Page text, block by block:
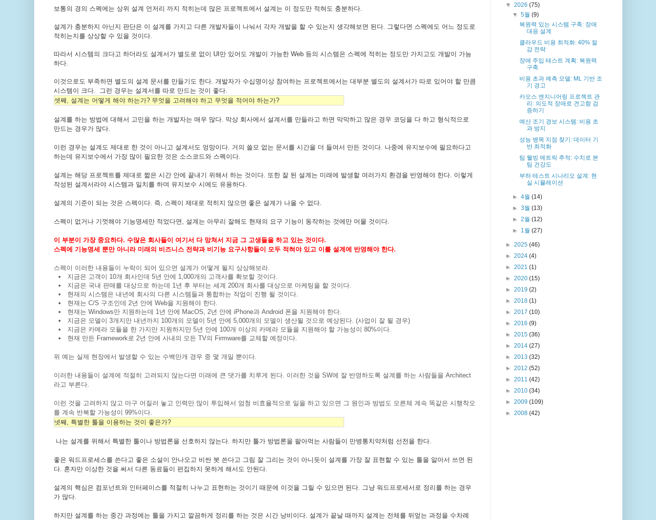
보통의 경의 스펙에는 상위 설계 언저리 까지 적히는데 많은 프로젝트에서 설계는 이 정도만 적혀도 충분하다.
설계가 충분하지 아닌지 판단은 이 설계를 가지고 다른 개발자들이 나눠서 각자 개발을 할 수 있는지 생각해보면 된다. 그렇다면 스펙에도 어느 정도로
적히는지를 상상할 수 있을 것이다.
따라서 시스템의 크다고 하더라도 설계서가 별도로 없이 UI만 있어도 개발이 가능한 Web 등의 시스템은 스펙에 적히는 정도만 가지고도 개발이 가능
하다.
이것으로도 부족하면 별도의 설계 문서를 만들기도 한다. 개발자가 수십명이상 참여하는 프로젝트에서는 대부분 별도의 설계서가 따로 있어야 할 만큼
시스템이 크다. 그런 경우는 설계서를 따로 만드는 것이 좋다.
셋째, 설계는 어떻게 해야 하는가? 무엇을 고려해야 하고 무엇을 적어야 하는가?
설계를 하는 방법에 대해서 고민을 하는 개발자는 매우 많다. 막상 회사에서 설계서를 만들라고 하면 막막하고 많은 경우 코딩을 다 하고 형식적으로
만드는 경우가 많다.
이런 경우는 설계도 제대로 한 것이 아니고 설계서도 엉망이다. 거의 쓸모 없는 문서를 시간을 더 들여서 만든 것이다. 나중에 유지보수에 필요하다고
하는데 유지보수에서 가장 많이 필요한 것은 소스코드와 스펙이다.
설계는 해당 프로젝트를 제대로 짧은 시간 안에 끝내기 위해서 하는 것이다. 또한 잘 된 설계는 미래에 발생할 여러가지 환경을 반영해야 한다. 이렇게
작성된 설계서라야 시스템과 일치를 하며 유지보수 시에도 유용하다.
설계의 기준이 되는 것은 스펙이다. 즉, 스펙이 제대로 적히지 않으면 좋은 설계가 나올 수 없다.
스펙이 없거나 기껏해야 기능명세만 적었다면, 설계는 아무리 잘해도 현재의 요구 기능이 동작하는 것에만 머물 것이다.
이 부분이 가장 중요하다. 수많은 회사들이 여기서 다 망쳐서 지금 그 고생들을 하고 있는 것이다.
스펙에 기능명세 뿐만 아니라 미래의 비즈니스 전략과 비기능 요구사항들이 모두 적혀야 있고 이를 설계에 반영해야 한다.
스펙이 이러한 내용들이 누락이 되어 있으면 설계가 어떻게 될지 상상해보라.
지금은 고객이 10개 회사인데 5년 안에 1,000개의 고객사를 확보할 것이다.
지금은 국내 판매를 대상으로 하는데 1년 후 부터는 세계 200개 회사를 대상으로 마케팅을 할 것이다.
현재의 시스템은 내년에 회사의 다른 시스템들과 통합하는 작업이 진행 될 것이다.
현재는 C/S 구조인데 2년 안에 Web을 지원해야 한다.
현재는 Windows만 지원하는데 1년 안에 MacOS, 2년 안에 iPhone과 Android 폰을 지원해야 한다.
지금은 모델이 3개지만 내년까지 100개의 모델이 5년 안에 5,000개의 모델이 생산될 것으로 예상된다. (사업이 잘 될 경우)
지금은 카메라 모듈을 한 가지만 지원하지만 5년 안에 100개 이상의 카메라 모듈을 지원해야 할 가능성이 80%이다.
현재 만든 Framework로 2년 안에 사내의 모든 TV의 Firmware를 교체할 예정이다.
위 예는 실제 현장에서 발생할 수 있는 수백만개 경우 중 몇 개일 뿐이다.
이러한 내용들이 설계에 적절히 고려되지 않는다면 미래에 큰 댓가를 치루게 된다. 이러한 것을 SW에 잘 반영하도록 설계를 하는 사람들을 Architect
라고 부른다.
이런 것을 고려하지 않고 마구 어질러 놓고 인력만 많이 투입해서 엄청 비효율적으로 일을 하고 있으면 그 원인과 방법도 모른체 계속 똑같은 시행착오
를 계속 반복할 가능성이 99%이다.
넷째, 특별한 툴을 이용하는 것이 좋은가?
나는 설계를 위해서 특별한 툴이나 방법론을 선호하지 않는다. 하지만 툴가 방법론을 팔아먹는 사람들이 만병통치약처럼 선전을 한다.
좋은 워드프로세스를 쓴다고 좋은 소설이 안나오고 비싼 붓 쓴다고 그림 잘 그리는 것이 아니듯이 설계를 가장 잘 표현할 수 있는 툴을 알아서 쓰면 된
다. 혼자만 이상한 것을 써서 다른 동료들이 편집하지 못하게 해서도 안된다.
설계의 핵심은 컴포넌트와 인터페이스를 적절히 나누고 표현하는 것이기 때문에 이것을 그릴 수 있으면 된다. 그냥 워드프로세서로 정리를 하는 경우
가 많다.
하지만 설계를 하는 중간 과정에는 툴을 가지고 깔끔하게 정리를 하는 것은 시간 낭비이다. 설계가 끝날 때까지 설계는 전체를 뒤엎는 과정을 수차례
▼ 2026 (75)
▼ 5월 (9)
복원력 있는 시스템 구축: 장애
대응 설계
클라우드 비용 최적화: 40% 절
감 전략
장애 주입 테스트 계획: 복원력
구축
비용 초과 예측 모델: ML 기반 조
기 경고
카오스 엔지니어링 프로젝트 관
리: 의도적 장애로 견고함 검
증하기
예산 조기 경보 시스템: 비용 초
과 방지
성능 병목 지점 찾기: 데이터 기
반 최적화
팀 웰빙 메트릭 추적: 수치로 본
팀 건강도
부하 테스트 시나리오 설계: 현
실 시뮬레이션
► 4월 (14)
► 3월 (13)
► 2월 (12)
► 1월 (27)
► 2025 (46)
► 2024 (4)
► 2021 (1)
► 2020 (15)
► 2019 (2)
► 2018 (1)
► 2017 (10)
► 2016 (9)
► 2015 (36)
► 2014 (27)
► 2013 (32)
► 2012 (52)
► 2011 (42)
► 2010 (34)
► 2009 (109)
► 2008 (42)